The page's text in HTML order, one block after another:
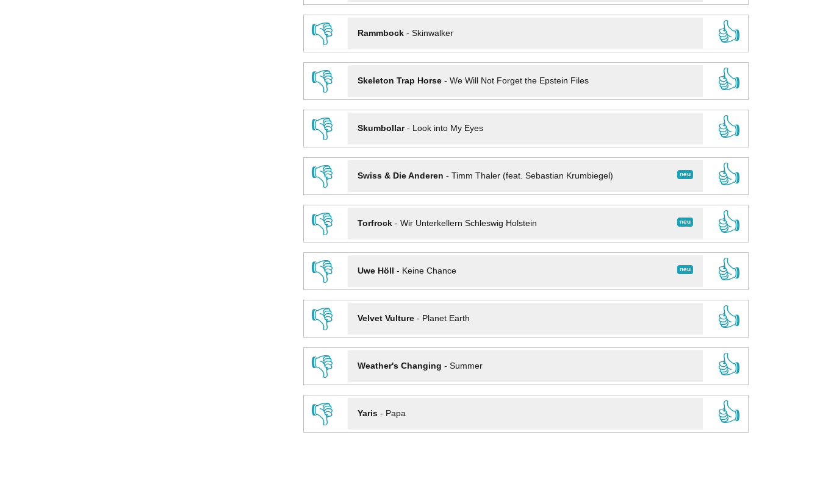
👎
Rammbock- Skinwalker
👍
👎
Skeleton Trap Horse- We Will Not Forget the Epstein Files
👍
👎
Skumbollar- Look into My Eyes
👍
👎
neu
Swiss & Die Anderen - Timm Thaler (feat. Sebastian Krumbiegel)
👍
👎
neu
Torfrock- Wir Unterkellern Schleswig Holstein
👍
👎
neu
Uwe Höll - Keine Chance
👍
👎
Velvet Vulture- Planet Earth
👍
👎
Weather's Changing - Summer
👍
👎
Yaris- Papa 👍